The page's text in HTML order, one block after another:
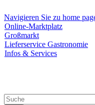
Navigieren Sie zu home
Online-Marktplatz
Großmarkt
Lieferservice Gastronomie
Infos & Services